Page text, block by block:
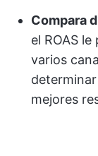
Compara
el ROAS
varios
mejores